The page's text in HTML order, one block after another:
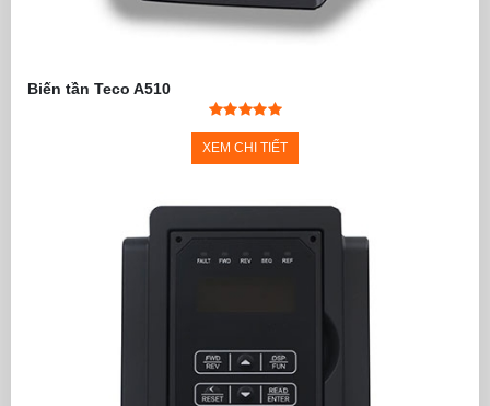
Biến tần Teco A510
XEM CHI TIẾT